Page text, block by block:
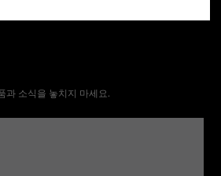
과 소식을 놓치지 마세요.